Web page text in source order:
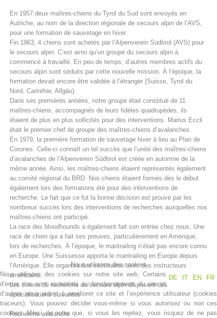
Centres de secours
En 1957 deux maîtres-chiens du Tyrol du Sud sont envoyés en
Autriche, au nom de la direction régionale de secours alpin de l’AVS,
pour une formation de sauvetage en hiver.
Fin 1963, 4 chiens sont achetés par l’Alpenverein Südtirol (AVS) pour
le secours alpin. C’est ainsi qu’un groupe du secours alpin à
commencé à travaillé. En peu de temps, d’autres membres actifs du
secours alpin sont séduits par cette nouvelle mission. À l’époque, la
formation devait encore être validée à l’étranger (Suisse, Tyrol du
Nord, Carinthie, Allgäu).
Dans ses premières années, notre groupe était constitué de 11
maîtres-chiens, accompagnés de leurs fidèles quadrupèdes, ils
étaient de plus en plus sollicités pour des interventions. Marius Eccli
était le premier chef de groupe des maîtres-chiens d’avalanches.
En 1979, la première formation de sauvetage hiver à lieu au Plan de
Corones. Celle-ci connaît un tel succès que l’unité des maîtres-chiens
d’avalanches de l’Alpenverein Südtirol est créée en automne de la
même année. Ainsi, les maîtres-chiens étaient représentés également
au comité régional du BRD. Nos chiens étaient formés dès le début
également lors des formations été pour des interventions de
recherche. Le fait que ce fut la bonne décision est prouvé par les
nombreux succès lors des interventions de recherches auxquelles nos
maîtres-chiens ont participé.
La race des bloodhounds a également fait son entrée chez nous. Une
race de chien qui a fait ses preuves, particulièrement en Amérique,
lors de recherches. À l’époque, le mantrailing n’était pas encore connu
en Europe. Une Suissesse apporta le mantrailing en Europe depuis
l’Amérique. Elle organisa des séminaires avec des instructeurs
américains.
Les chiens de recherche du secours alpin disposent des
spécialisations suivantes
Recherche avalanche
Nous utilisons des cookies
DE
IT EN FR
Nous utilisons des cookies sur notre site web. Certains
d’entre eux sont essentiels au fonctionnement du site et
d’autres nous aident à améliorer ce site et l’expérience utilisateur (cookies
traceurs). Vous pouvez décider vous-même si vous autorisez ou non ces
cookies. Merci de noter que, si vous les rejetez, vous risquez de ne pas